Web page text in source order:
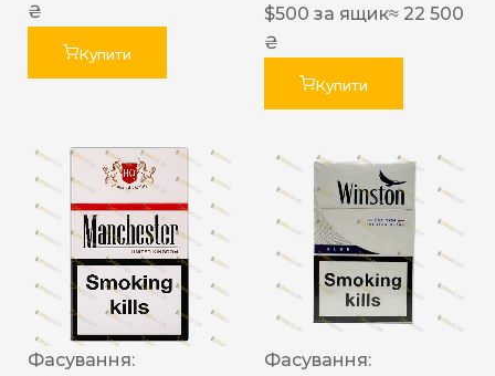
₴
Купити
$500 за ящик≈ 22 500
₴
Купити
Фасування:
Фасування: